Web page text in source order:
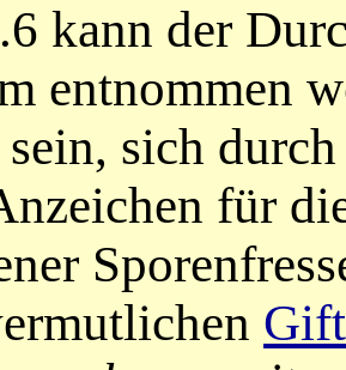
kann der
entnommen
sein, sich
für